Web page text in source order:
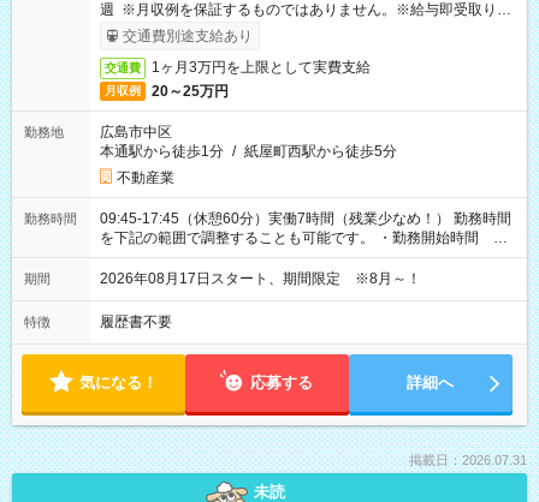
週 ※月収例を保証するものではありません。※給与即受取りサ
ービス利用可（利用条件有）
交通費別途支給あり
交通費 1ヶ月3万円を上限として実費支給
月収例 20～25万円
勤務地
広島市中区
本通駅から徒歩1分 / 紙屋町西駅から徒歩5分
不動産業
勤務時間
09:45-17:45（休憩60分）実働7時間（残業少なめ！） 勤務時間
を下記の範囲で調整することも可能です。 ・勤務開始時間
09:45～12:30 ・勤務終了時間 15:45～18:30 ・実働 05:00～
07:45
期間 2026年08月17日スタート、期間限定 ※8月～！
特徴 履歴書不要
気になる！ 応募する 詳細へ
掲載日：2026.07.31
未読